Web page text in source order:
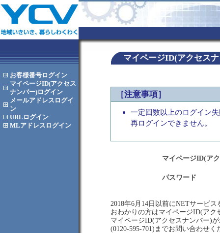
お客様番号ログイン
マイページID(アクセス
ナンバー)ログイン
メールアドレス ログイ
ン
URL ログイン
MLアドレス ログイン
マイページID(アクセス
［注意事項］
一定回数以上のログイン
再ログインできません。
マイページID(ア
パスワード
2018年6月14日以前にNETサービ
おわかりの方はマイページID(ア
マイページID(アクセスナンバー)
(0120-595-701)までお問い合わせく